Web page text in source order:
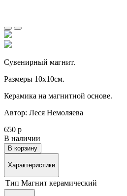
Сувенирный магнит.
Размеры 10х10см.
Керамика на магнитной основе.
Автор: Леся Немоляева
650 р
В наличии
В корзину
Характеристики
Тип Магнит керамический